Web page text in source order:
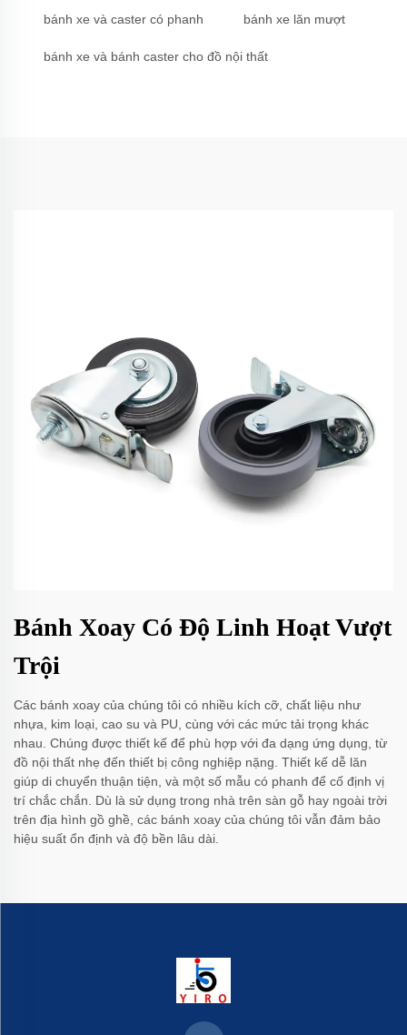
bánh xe và caster có phanh bánh xe lăn mượt
bánh xe và bánh caster cho đồ nội thất
Bánh Xoay Có Độ Linh Hoạt Vượt
Trội
Các bánh xoay của chúng tôi có nhiều kích cỡ, chất liệu như
nhựa, kim loại, cao su và PU, cùng với các mức tải trọng khác
nhau. Chúng được thiết kế để phù hợp với đa dạng ứng dụng, từ
đồ nội thất nhẹ đến thiết bị công nghiệp nặng. Thiết kế dễ lăn
giúp di chuyển thuận tiện, và một số mẫu có phanh để cố định vị
trí chắc chắn. Dù là sử dụng trong nhà trên sàn gỗ hay ngoài trời
trên địa hình gồ ghề, các bánh xoay của chúng tôi vẫn đảm bảo
hiệu suất ổn định và độ bền lâu dài.